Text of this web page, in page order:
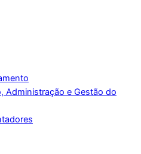
Administração e Gestão do